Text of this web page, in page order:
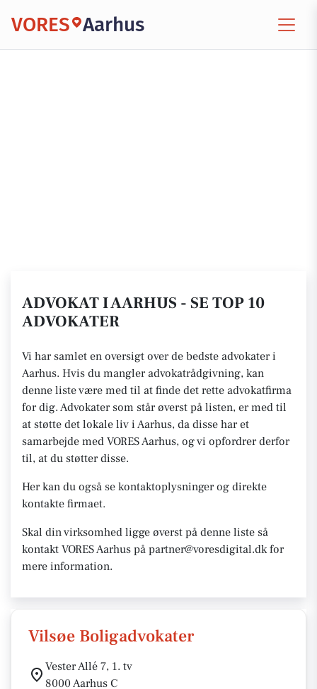
VORES Aarhus
ADVOKAT I AARHUS - SE TOP 10
ADVOKATER
Vi har samlet en oversigt over de bedste advokater i
Aarhus. Hvis du mangler advokatrådgivning, kan
denne liste være med til at finde det rette advokatfirma
for dig. Advokater som står øverst på listen, er med til
at støtte det lokale liv i Aarhus, da disse har et
samarbejde med VORES Aarhus, og vi opfordrer derfor
til, at du støtter disse.
Her kan du også se kontaktoplysninger og direkte
kontakte firmaet.
Skal din virksomhed ligge øverst på denne liste så
kontakt VORES Aarhus på partner@voresdigital.dk for
mere information.
Vilsøe Boligadvokater
Vester Allé 7, 1. tv
8000 Aarhus C